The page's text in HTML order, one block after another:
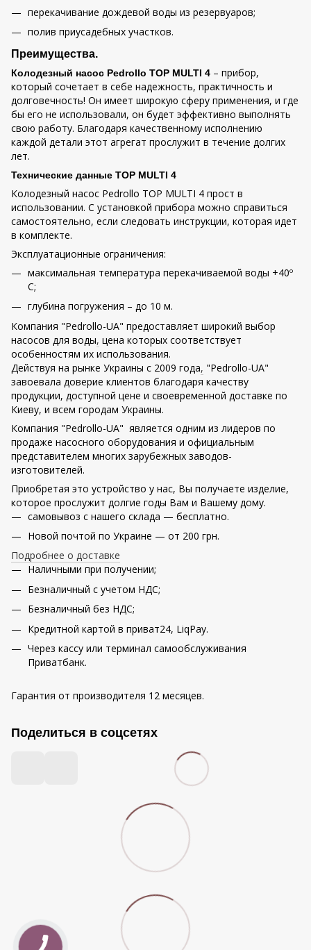
перекачивание дождевой воды из резервуаров;
полив приусадебных участков.
Преимущества.
Колодезный насос Pedrollo TOP MULTI 4 – прибор,
который сочетает в себе надежность, практичность и
долговечность! Он имеет широкую сферу применения, и где
бы его не использовали, он будет эффективно выполнять
свою работу. Благодаря качественному исполнению
каждой детали этот агрегат прослужит в течение долгих
лет.
Технические данные TOP MULTI 4
Колодезный насос Pedrollo TOP MULTI 4 прост в
использовании. С установкой прибора можно справиться
самостоятельно, если следовать инструкции, которая идет
в комплекте.
Эксплуатационные ограничения:
максимальная температура перекачиваемой воды +40º
С;
глубина погружения – до 10 м.
Компания "Pedrollo-UA" предоставляет широкий выбор
насосов для воды, цена которых соответствует
особенностям их использования.
Действуя на рынке Украины с 2009 года, "Pedrollo-UA"
завоевала доверие клиентов благодаря качеству
продукции, доступной цене и своевременной доставке по
Киеву, и всем городам Украины.
Компания "Pedrollo-UA" является одним из лидеров по
продаже насосного оборудования и официальным
представителем многих зарубежных заводов-
изготовителей.
Приобретая это устройство у нас, Вы получаете изделие,
которое прослужит долгие годы Вам и Вашему дому.
самовывоз с нашего склада — бесплатно.
Новой почтой по Украине — от 200 грн.
Подробнее о доставке
Наличными при получении;
Безналичный с учетом НДС;
Безналичный без НДС;
Кредитной картой в приват24, LiqPay.
Через кассу или терминал самообслуживания
Приватбанк.
Гарантия от производителя 12 месяцев.
Поделиться в соцсетях